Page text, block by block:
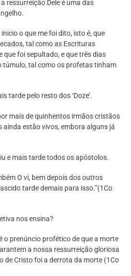
ressurreição Dele é uma das
o que me foi dito, isto é, que
tal como as Escrituras
que foi sepultado, e que três dias
túmulo, tal como os profetas tinham
tarde pelo resto dos ‘Doze’.
mais de quinhentos irmãos cristãos
ainda estão vivos, embora alguns já
e mais tarde todos os apóstolos.
O vi, bem depois dos outros
tarde demais para isso.”(1Co
nos ensina?
o prenúncio profético de que a morte
a nossa ressurreição gloriosa
de Cristo foi a derrota da morte (1Co